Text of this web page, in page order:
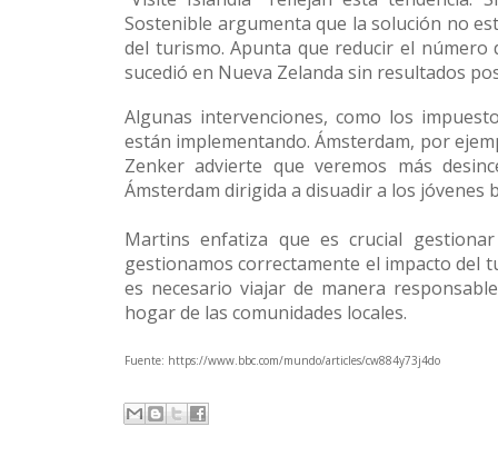
Sostenible argumenta que la solución no
del turismo. Apunta que reducir el
sucedió en Nueva Zelanda sin resultados
Algunas intervenciones, como los
están implementando. Ámsterdam, por
Zenker advierte que veremos más
Ámsterdam dirigida a disuadir a los jóvenes
Martins enfatiza que es crucial
gestionamos correctamente el impacto del
es necesario viajar de manera
hogar de las comunidades locales.
Fuente: https://www.bbc.com/mundo/articles/cw884y73j4do